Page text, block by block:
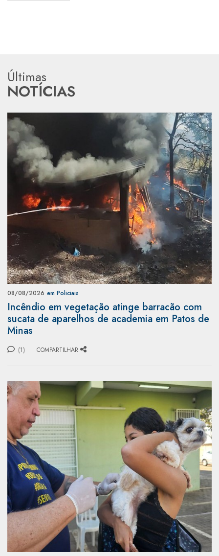
Últimas
NOTÍCIAS
08/08/2026 em Policiais
Incêndio em vegetação atinge barracão com
sucata de aparelhos de academia em Patos de
Minas
(1) COMPARTILHAR